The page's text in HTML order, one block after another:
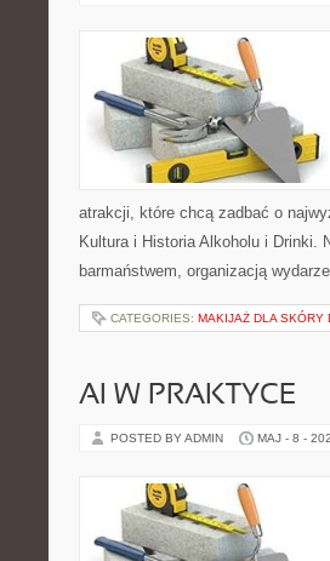
atrakcji, które chcą zadbać o
Kultura i Historia Alkoholu i Drinki.
barmaństwem, organizacją
CATEGORIES: MAKIJAŻ DLA SKÓRY
AI W PRAKTYCE
POSTED BY ADMIN MAJ - 8 -